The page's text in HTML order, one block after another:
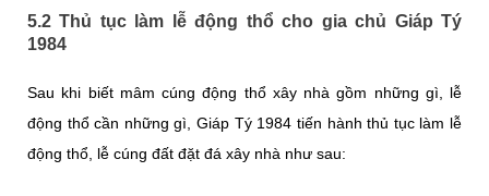
5.2 Thủ tục làm lễ động thổ cho gia chủ Giáp Tý
1984
Sau khi biết mâm cúng động thổ xây nhà gồm những gì, lễ
động thổ cần những gì, Giáp Tý 1984 tiến hành thủ tục làm lễ
động thổ, lễ cúng đất đặt đá xây nhà như sau: